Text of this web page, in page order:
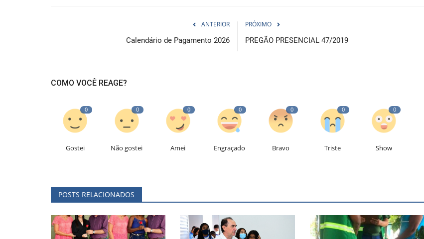
ANTERIOR
Calendário de Pagamento 2026
PRÓXIMO
PREGÃO PRESENCIAL 47/2019
COMO VOCÊ REAGE?
0
Gostei
0
Não gostei
0
Amei
0
Engraçado
0
Bravo
0
Triste
0
Show
POSTS RELACIONADOS